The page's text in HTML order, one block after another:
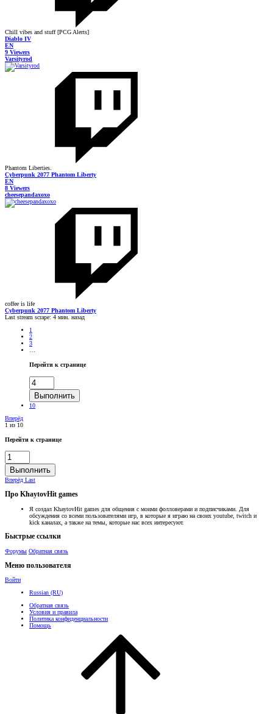
Chill vibes and stuff [PCG Alerts]
Diablo IV
EN
9 Viewers
Varsityrod
Phantom Liberties.
Cyberpunk 2077 Phantom Liberty
EN
8 Viewers
cheesepandaxoxo
coffee is life
Cyberpunk 2077 Phantom Liberty
Last stream scrape: 4 мин. назад
1
2
3
Перейти к странице
Выполнить
10
Вперёд
1 из 10
Перейти к странице
Выполнить
Вперёд Last
Про KhaytovHit games
Я создал KhaytovHit games для общения с моими фолловерами и подписчиками. Для
обсуждения со всеми пользователями игр, в которые я играю на своих youtube, twitch и
kick каналах, а также на темы, которые нас всех интересуют.
Быстрые ссылки
Форумы Обратная связь
Меню пользователя
Войти
Russian (RU)
Обратная связь
Условия и правила
Политика конфиденциальности
Помощь